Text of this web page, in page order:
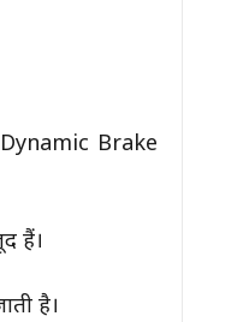
Brake
हैं।
है।